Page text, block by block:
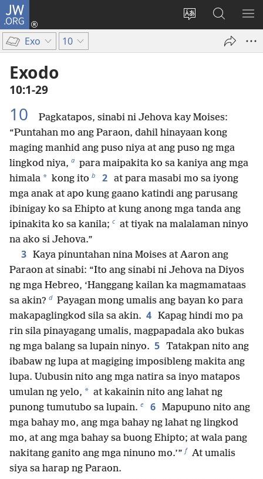
JW.ORG
Baguhin
wika
Mag-
log
sa
JW.ORG
Exo 10
Exodo
10:1-29
10
Pagkatapos, sinabi ni Jehova kay Moises:
“Puntahan mo ang Paraon, dahil hinayaan kong
maging manhid ang puso niya at ang puso ng mga
lingkod niya, a para maipakita ko sa kaniya ang mga
himala * kong ito b 2 at para masabi mo sa iyong
mga anak at apo kung gaano katindi ang parusang
ibinigay ko sa Ehipto at kung anong mga tanda ang
ipinakita ko sa kanila; c at tiyak na malalaman ninyo
na ako si Jehova.”
3 Kaya pinuntahan nina Moises at Aaron ang
Paraon at sinabi: “Ito ang sinabi ni Jehova na Diyos
ng mga Hebreo, ‘Hanggang kailan ka magmamataas
sa akin? d Payagan mong umalis ang bayan ko para
makapaglingkod sila sa akin. 4 Kapag hindi mo pa
rin sila pinayagang umalis, magpapadala ako bukas
ng mga balang sa lupain ninyo. 5 Tatakpan nito ang
ibabaw ng lupa at magiging imposibleng makita ang
lupa. Uubusin nito ang mga natira sa inyo matapos
umulan ng yelo, * at kakainin nito ang lahat ng
punong tumutubo sa lupain. e 6 Mapupuno nito ang
mga bahay mo, ang mga bahay ng lahat ng lingkod
mo, at ang mga bahay sa buong Ehipto; at wala pang
nakitang ganito ang mga ninuno mo.’” f At umalis
siya sa harap ng Paraon.